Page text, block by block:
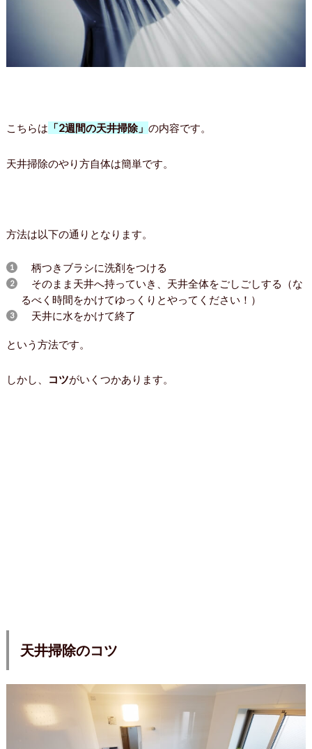
こちらは 「2週間の天井掃除」 の内容です。
天井掃除のやり方自体は簡単です。
方法は以下の通りとなります。
柄つきブラシに洗剤をつける
そのまま天井へ持っていき、天井全体をごしごしする（な
るべく時間をかけてゆっくりとやってください！）
天井に水をかけて終了
という方法です。
しかし、 コツがいくつかあります。
天井掃除のコツ